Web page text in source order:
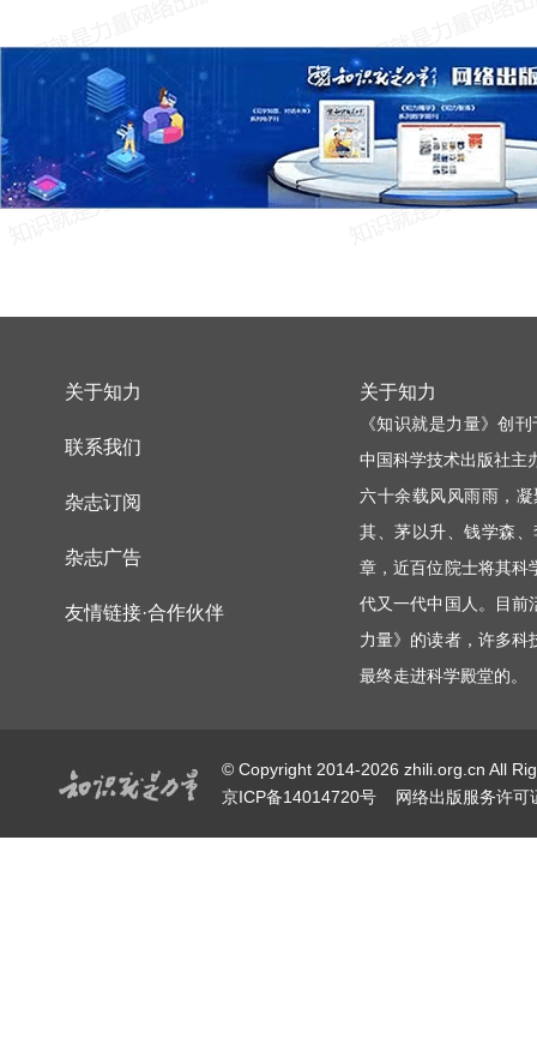
关于知力
联系我们
杂志订阅
杂志广告
友情链接·合作伙伴
关于知力
《知识就是力量》创
中国科学技术出版社主
六十余载风风雨雨，
其、茅以升、钱学森
章，近百位院士将其科
代又一代中国人。目前
力量》的读者，许多科
最终走进科学殿堂的。
© Copyright 2014-2026 zhili.org.cn All
京ICP备14014720号
网络出版服务许可